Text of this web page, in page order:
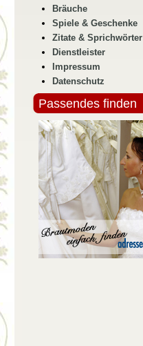
Bräuche
Spiele & Geschenke
Zitate & Sprichwörter
Dienstleister
Impressum
Datenschutz
Passendes finden